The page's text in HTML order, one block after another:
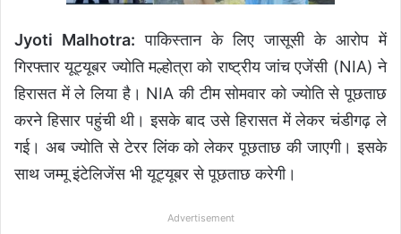
Jyoti Malhotra: पाकिस्तान के लिए जासूसी के आरोप में
गिरफ्तार यूट्यूबर ज्योति मल्होत्रा को राष्ट्रीय जांच एजेंसी (NIA) ने
हिरासत में ले लिया है। NIA की टीम सोमवार को ज्योति से पूछताछ
करने हिसार पहुंची थी। इसके बाद उसे हिरासत में लेकर चंडीगढ़ ले
गई। अब ज्योति से टेरर लिंक को लेकर पूछताछ की जाएगी। इसके
साथ जम्मू इंटेलिजेंस भी यूट्यूबर से पूछताछ करेगी।
Advertisement